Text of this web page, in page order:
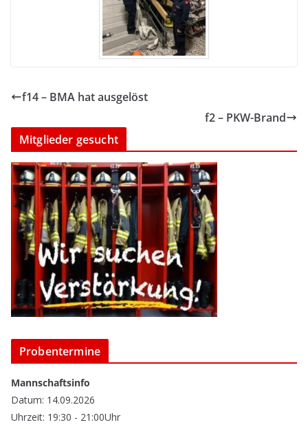
f14 – BMA hat ausgelöst
f2 – PKW-Brand
Mitglieder gesucht
Probentermine
Mannschaftsinfo
Datum: 14.09.2026
Uhrzeit: 19:30 - 21:00Uhr